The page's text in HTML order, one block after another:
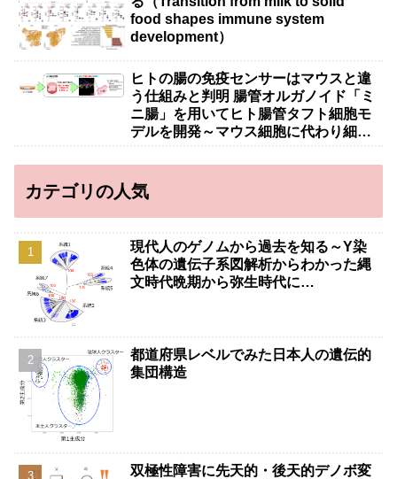
food shapes immune system
development）
ヒトの腸の免疫センサーはマウスと違
う仕組みと判明 腸管オルガノイド「ミ
ニ腸」を用いてヒト腸管タフト細胞モ
デルを開発～マウス細胞に代わり細胞
カテゴリの人気
現代人のゲノムから過去を知る～Y染
色体の遺伝子系図解析からわかった縄
文時代晩期から弥生時代に…
都道府県レベルでみた日本人の遺伝的
集団構造
双極性障害に先天的・後天的デノボ変